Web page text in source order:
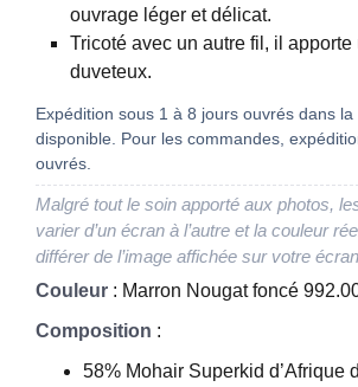
ouvrage léger et délicat.
Tricoté avec un autre fil, il
duveteux.
Expédition sous 1 à 8 jours ouvrés dans
disponible. Pour les commandes,
ouvrés.
Malgré tout le soin apporté aux photos,
varier d’un écran à l’autre et la couleur
différer de l’image affichée sur votre
Couleur : Marron Nougat foncé
Composition :
58% Mohair Superkid d’Afrique